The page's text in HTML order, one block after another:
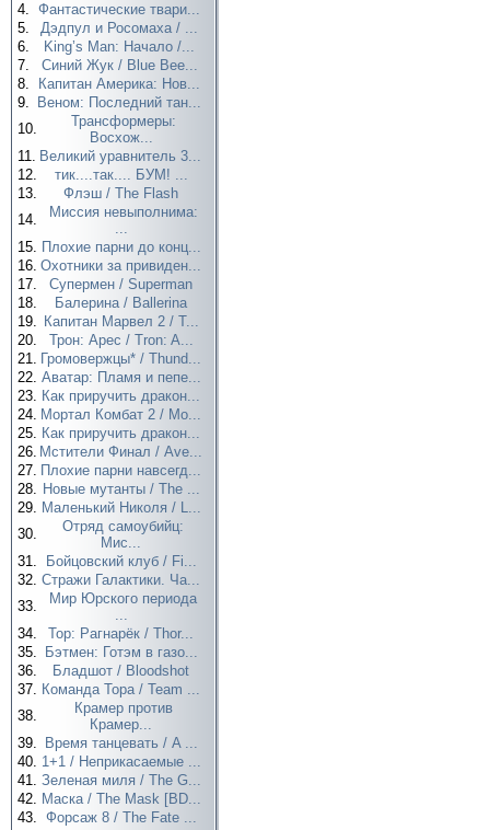
4. Фантастические твари...
5.
Дэдпул и Росомаха / ...
6.
King’s Man: Начало /...
7.
Синий Жук / Blue Bee...
8.
Капитан Америка: Нов...
9.
Веном: Последний тан...
10.
Трансформеры:
Восхож...
11. Великий уравнитель 3...
12.
тик....так.... БУМ! ...
13.
Флэш / The Flash
14.
Миссия невыполнима:
...
15. Плохие парни до конц...
16. Охотники за привиден...
17.
Супермен / Superman
18.
Балерина / Ballerina
19. Капитан Марвел 2 / T...
20.
Трон: Арес / Tron: A...
21. Громовержцы* / Thund...
22. Аватар: Пламя и пепе...
23. Как приручить дракон...
24. Мортал Комбат 2 / Mo...
25. Как приручить дракон...
26. Мстители Финал / Ave...
27. Плохие парни навсегд...
28. Новые мутанты / The ...
29. Маленький Николя / L...
30.
Отряд самоубийц:
Мис...
31.
Бойцовский клуб / Fi...
32. Стражи Галактики. Ча...
33.
Мир Юрского периода
...
34.
Тор: Рагнарёк / Thor...
35.
Бэтмен: Готэм в газо...
36.
Бладшот / Bloodshot
37. Команда Тора / Team ...
38.
Крамер против
Крамер...
39.
Время танцевать / A ...
40. 1+1 / Неприкасаемые ...
41. Зеленая миля / The G...
42. Маска / The Mask [BD...
43. Форсаж 8 / The Fate ...